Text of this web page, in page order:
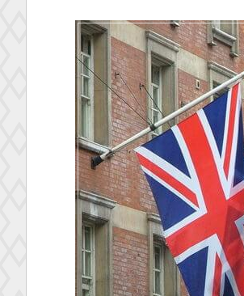
の
シ
テ
ィ、
新
タ
ッ
ク
ス
ヘ
イ